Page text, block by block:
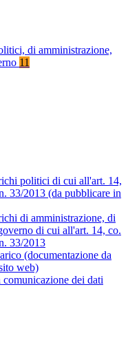
di amministrazione,
11
politici di cui all'art. 14,
33/2013 (da pubblicare in
di amministrazione, di
di cui all'art. 14, co.
33/2013
(documentazione da
web)
comunicazione dei dati